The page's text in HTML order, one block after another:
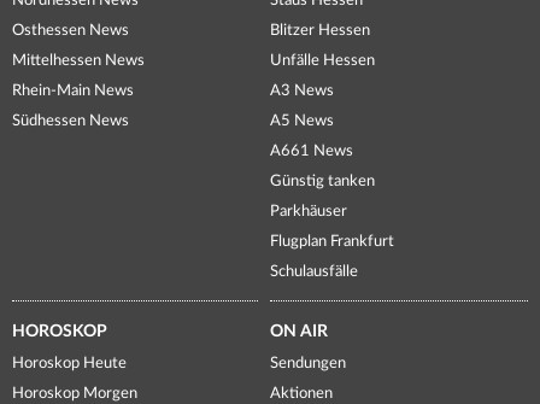
Osthessen News
Mittelhessen News
Rhein-Main News
Südhessen News
Blitzer Hessen
Unfälle Hessen
A3 News
A5 News
A661 News
Günstig tanken
Parkhäuser
Flugplan Frankfurt
Schulausfälle
HOROSKOP
Horoskop Heute
Horoskop Morgen
ON AIR
Sendungen
Aktionen